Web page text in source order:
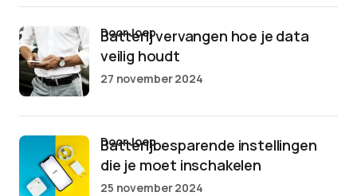
Batterij vervangen hoe je data
veilig houdt
door Joep
27 november 2024
Batterijbesparende instellingen
die je moet inschakelen
door Joep
25 november 2024